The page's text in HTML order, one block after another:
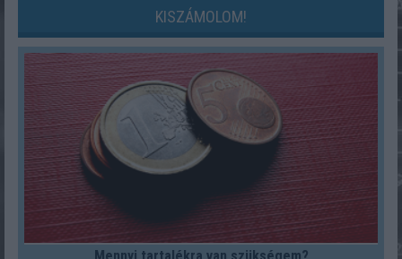
KISZÁMOLOM!